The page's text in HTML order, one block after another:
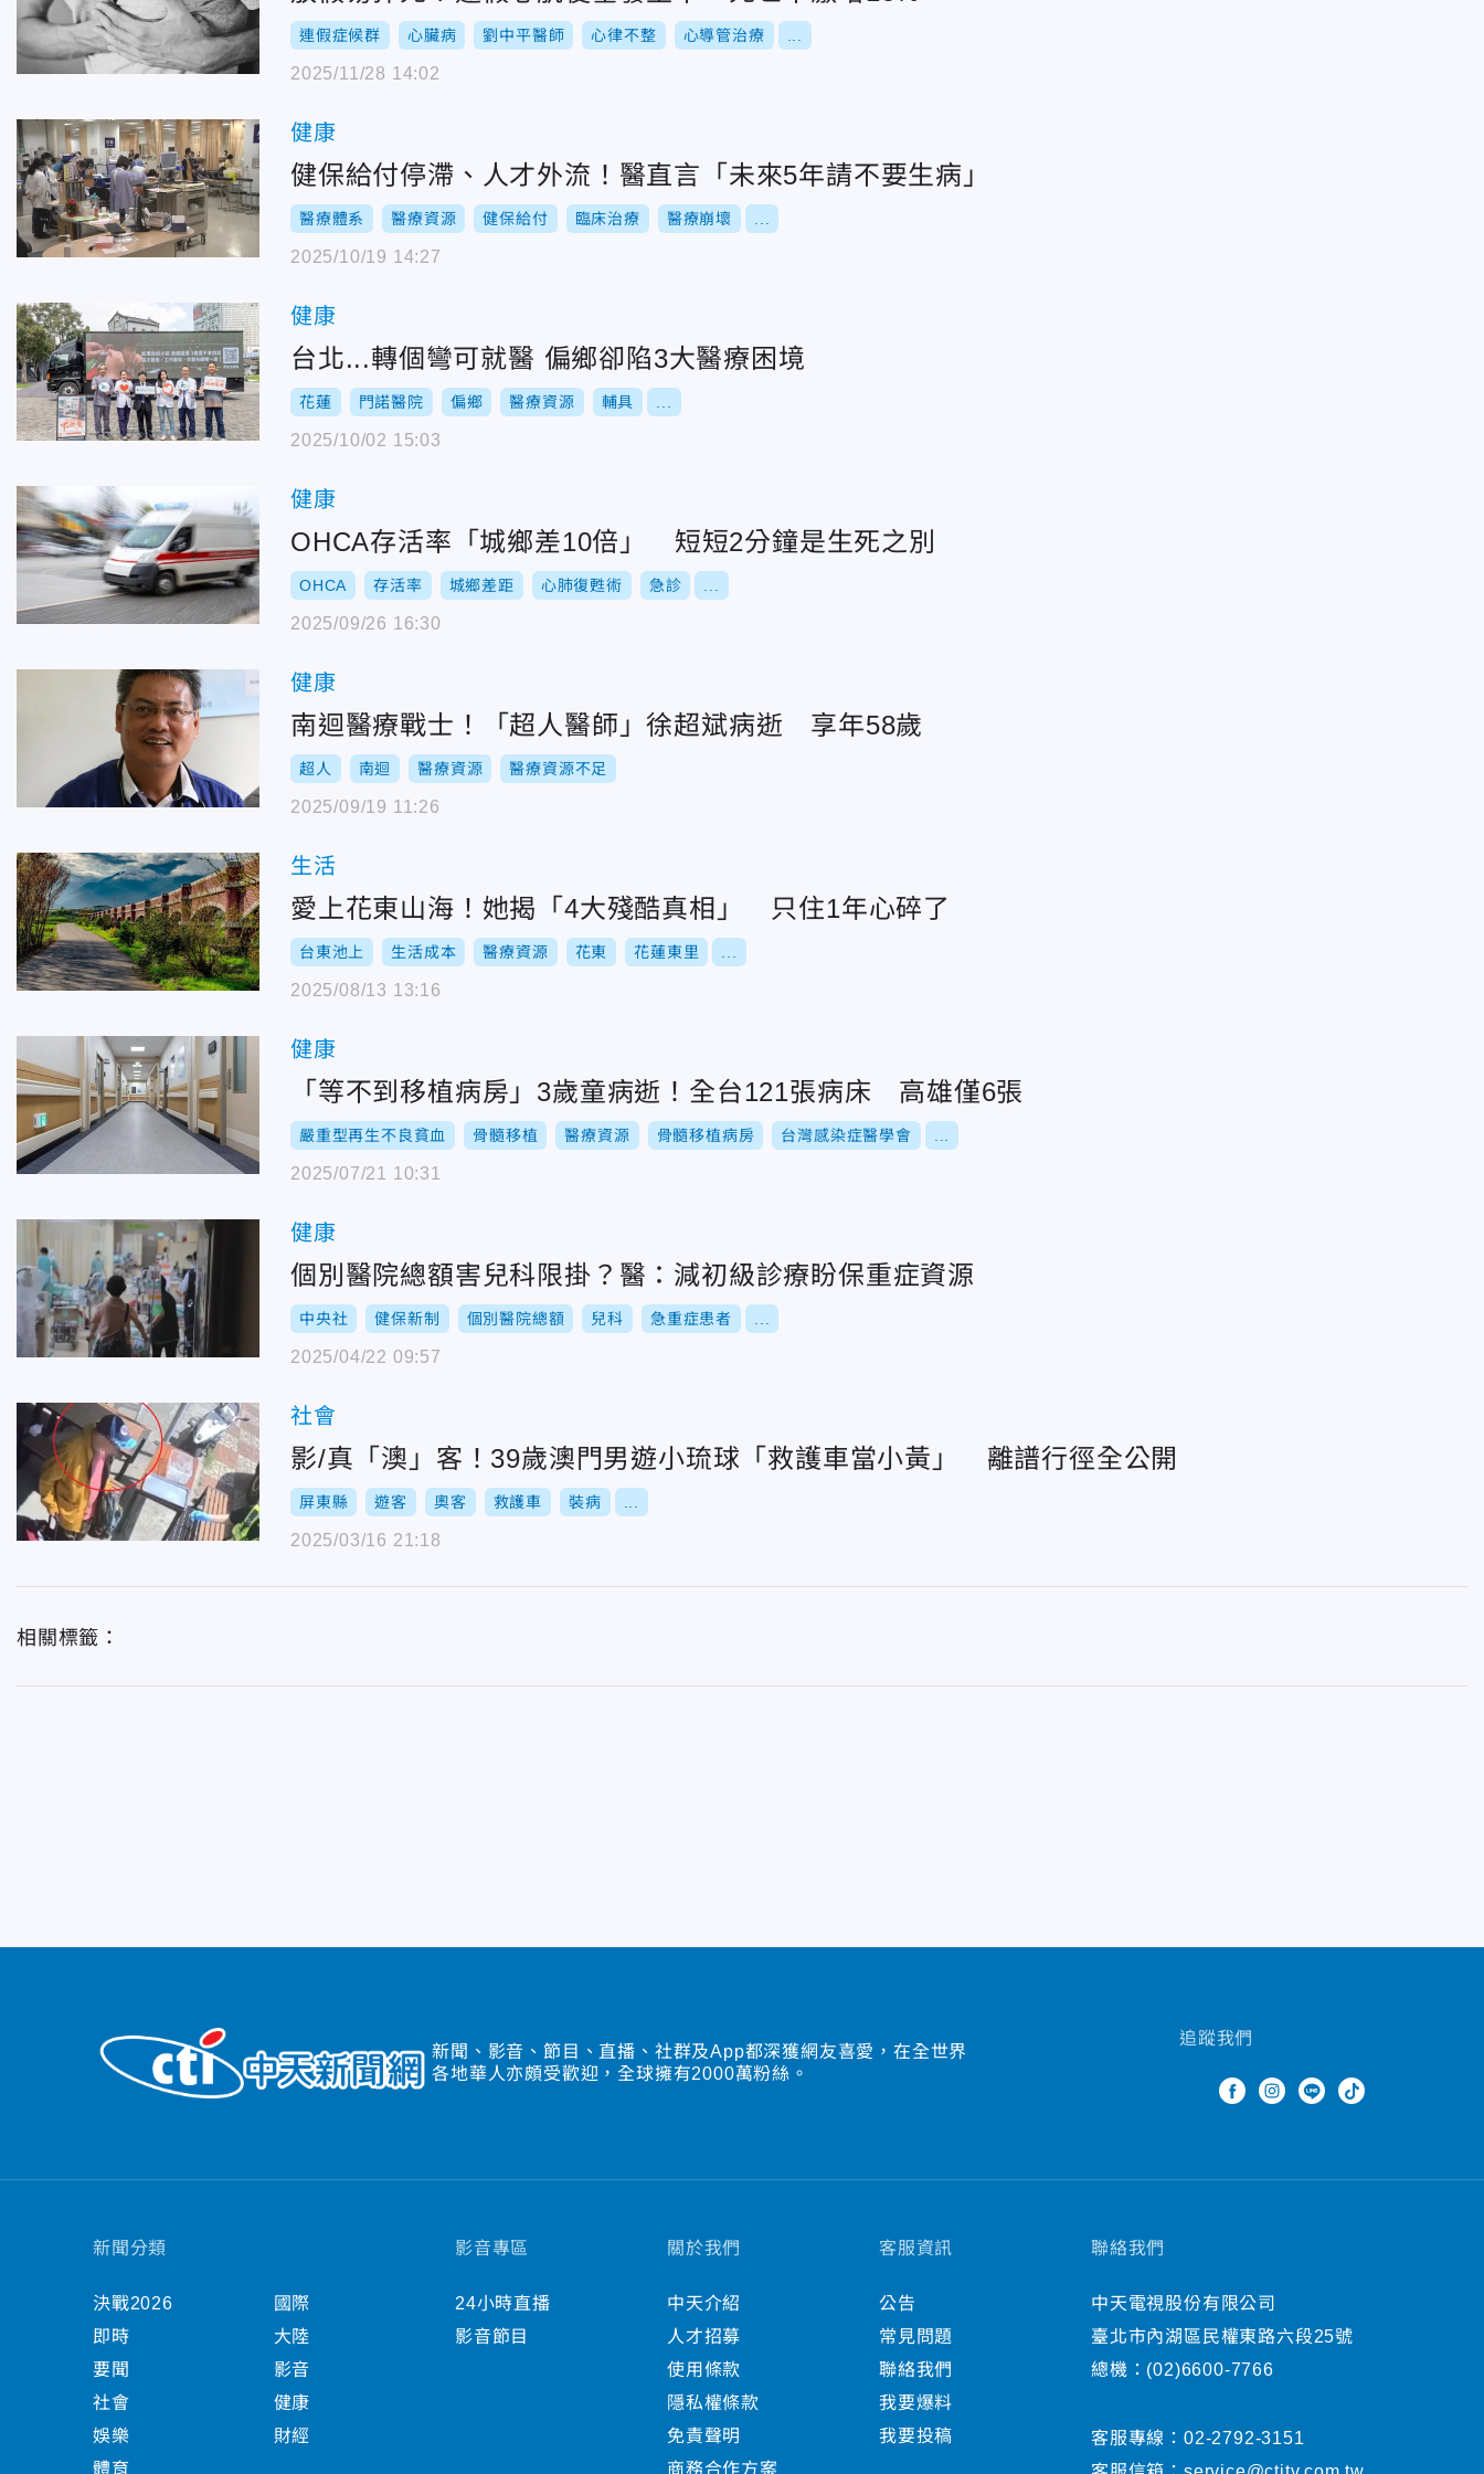
連假症候群 心臟病 劉中平醫師 心律不整 心導管治療
2025/11/28 14:02
健康
健保給付停滯、人才外流！醫直言「未來5年請不要生病」
醫療體系 醫療資源 健保給付 臨床治療 醫療崩壞
2025/10/19 14:27
健康
台北...轉個彎可就醫 偏鄉卻陷3大醫療困境
花蓮 門諾醫院 偏鄉 醫療資源 輔具
2025/10/02 15:03
健康
OHCA存活率「城鄉差10倍」 短短2分鐘是生死之別
OHCA 存活率 城鄉差距 心肺復甦術 急診
2025/09/26 16:30
健康
南迴醫療戰士！「超人醫師」徐超斌病逝 享年58歲
超人 南迴 醫療資源 醫療資源不足
2025/09/19 11:26
生活
愛上花東山海！她揭「4大殘酷真相」 只住1年心碎了
台東池上 生活成本 醫療資源 花東 花蓮東里
2025/08/13 13:16
健康
「等不到移植病房」3歲童病逝！全台121張病床 高雄僅6張
嚴重型再生不良貧血 骨髓移植 醫療資源 骨髓移植病房 台灣感染症醫學會
2025/07/21 10:31
健康
個別醫院總額害兒科限掛？醫：減初級診療盼保重症資源
中央社 健保新制 個別醫院總額 兒科 急重症患者
2025/04/22 09:57
社會
影/真「澳」客！39歲澳門男遊小琉球「救護車當小黃」 離譜行徑全公開
屏東縣 遊客 奧客 救護車 裝病
2025/03/16 21:18
相關標籤：
新聞、影音、節目、直播、社群及App都深獲網友喜愛，在全世界
各地華人亦頗受歡迎，全球擁有2000萬粉絲。
追蹤我們
新聞分類
決戰2026
即時
要聞
社會
娛樂
體育
國際
大陸
影音
健康
財經
影音專區
24小時直播
影音節目
關於我們
中天介紹
人才招募
使用條款
隱私權條款
免責聲明
商務合作方案
客服資訊
公告
常見問題
聯絡我們
我要爆料
我要投稿
聯絡我們
中天電視股份有限公司
臺北市內湖區民權東路六段25號
總機： (02)6600-7766
客服專線： 02-2792-3151